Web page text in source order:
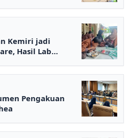
Kemiri jadi
Hasil Lab
Pengakuan